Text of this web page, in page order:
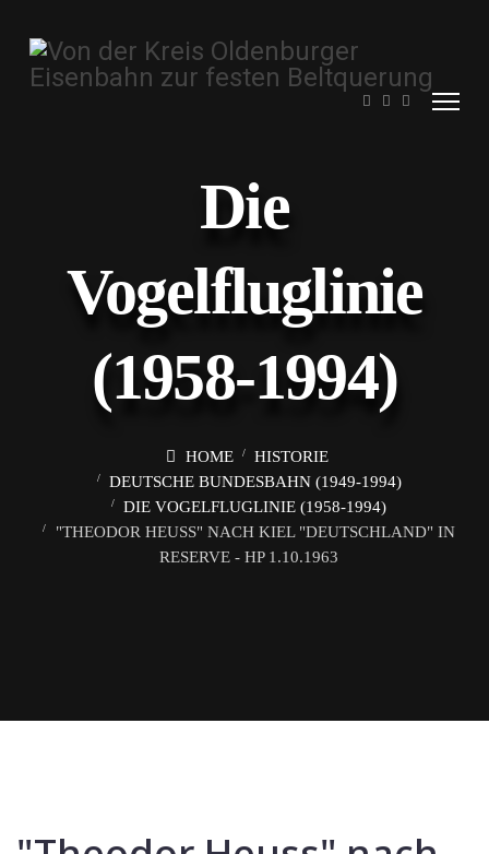
Die
Vogelfluglinie
(1958-1994)
HOME
HISTORIE
DEUTSCHE BUNDESBAHN (1949-1994)
DIE VOGELFLUGLINIE (1958-1994)
"THEODOR HEUSS" NACH KIEL "DEUTSCHLAND" IN
RESERVE - HP 1.10.1963